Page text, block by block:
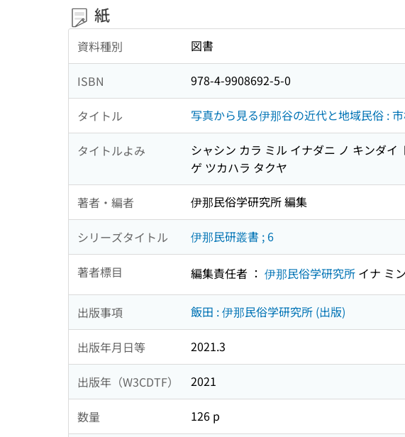
紙
資料種別 図書
ISBN 978-4-9908692-5-0
タイトル 写真から見る伊那谷の近代と地域民俗 :
タイトルよみ
シャシン カラ ミル イナダニ ノ キンダ
ゲ ツカハラ タクヤ
著者・編者 伊那民俗学研究所 編集
シリーズタイトル 伊那民研叢書 ; 6
著者標目 編集責任者 ： 伊那民俗学研究所 イナ ミ
出版事項 飯田 : 伊那民俗学研究所 (出版)
出版年月日等 2021.3
出版年（W3CDTF） 2021
数量 126 p